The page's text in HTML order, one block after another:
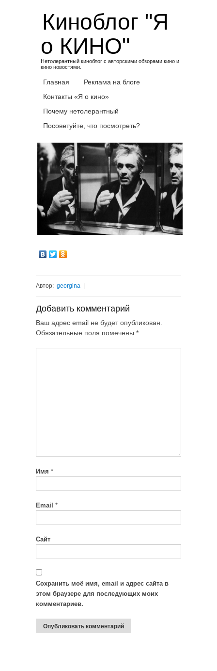
Киноблог "Я
о КИНО"
Нетолерантный киноблог с авторскими обзорами кино и
кино новостями.
Главная
Реклама на блоге
Контакты «Я о кино»
Почему нетолерантный
Посоветуйте, что посмотреть?
Автор: georgina
Добавить комментарий
Ваш адрес email не будет опубликован.
Обязательные поля помечены *
Имя *
Email *
Сайт
Сохранить моё имя, email и адрес сайта в
этом браузере для последующих моих
комментариев.